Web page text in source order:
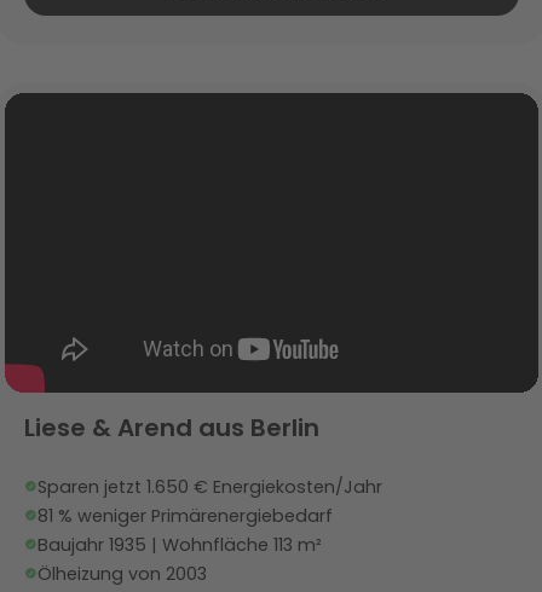
Liese & Arend aus Berlin
Sparen jetzt 1.650 € Energiekosten/Jahr
81 % weniger Primärenergiebedarf
Baujahr 1935 | Wohnfläche 113 m²
Ölheizung von 2003